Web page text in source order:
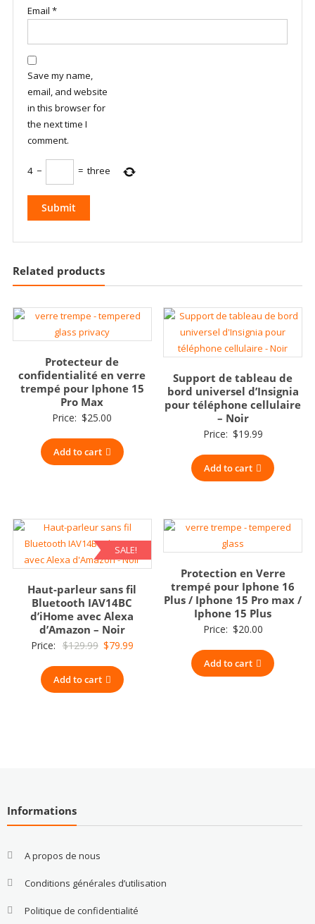
Email *
Save my name,
email, and website
in this browser for
the next time I
comment.
4 − = three
Related products
Protecteur de
confidentialité en verre
trempé pour Iphone 15
Pro Max
Price: $25.00
Add to cart
Support de tableau de
bord universel d’Insignia
pour téléphone cellulaire
– Noir
Price: $19.99
Add to cart
SALE!
Haut-parleur sans fil
Bluetooth IAV14BC
d’iHome avec Alexa
d’Amazon – Noir
Price: $129.99 Original
was:
$79.99Current
Add to cart
Protection en Verre
trempé pour Iphone 16
Plus / Iphone 15 Pro max /
Iphone 15 Plus
Price: $20.00
Add to cart
Informations
A propos de nous
Conditions générales d’utilisation
Politique de confidentialité